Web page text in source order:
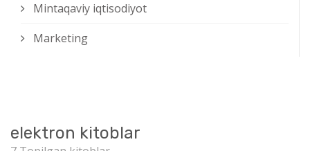
Mintaqaviy iqtisodiyot
Marketing
elektron kitoblar